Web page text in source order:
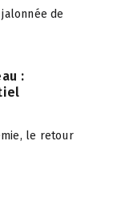
de
:
le retour